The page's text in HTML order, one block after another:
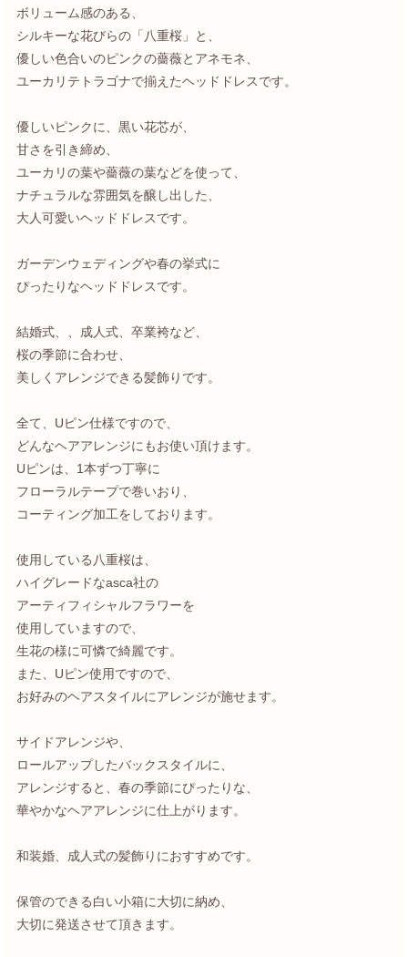
ボリューム感のある、
シルキーな花びらの「八重桜」と、
優しい色合いのピンクの薔薇とアネモネ、
ユーカリテトラゴナで揃えたヘッドドレスです。
優しいピンクに、黒い花芯が、
甘さを引き締め、
ユーカリの葉や薔薇の葉などを使って、
ナチュラルな雰囲気を醸し出した、
大人可愛いヘッドドレスです。
ガーデンウェディングや春の挙式に
ぴったりなヘッドドレスです。
結婚式、、成人式、卒業袴など、
桜の季節に合わせ、
美しくアレンジできる髪飾りです。
全て、Uピン仕様ですので、
どんなヘアアレンジにもお使い頂けます。
Uピンは、1本ずつ丁寧に
フローラルテープで巻いおり、
コーティング加工をしております。
使用している八重桜は、
ハイグレードなasca社の
アーティフィシャルフラワーを
使用していますので、
生花の様に可憐で綺麗です。
また、Uピン使用ですので、
お好みのヘアスタイルにアレンジが施せます。
サイドアレンジや、
ロールアップしたバックスタイルに、
アレンジすると、春の季節にぴったりな、
華やかなヘアアレンジに仕上がります。
和装婚、成人式の髪飾りにおすすめです。
保管のできる白い小箱に大切に納め、
大切に発送させて頂きます。